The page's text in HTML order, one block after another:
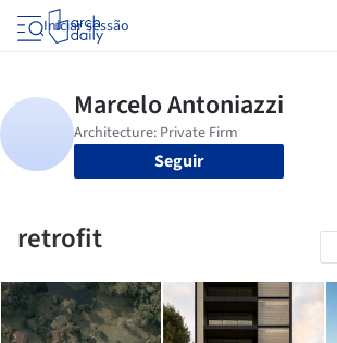
Iniciar sessão
Seguir
retrofit